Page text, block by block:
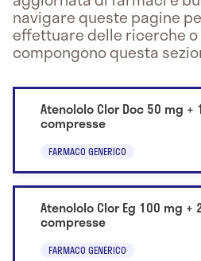
navigare queste pagine
effettuare delle ricerche
compongono questa
Atenololo Clor Doc 50 mg
compresse
FARMACO GENERICO
Atenololo Clor Eg 100 mg
compresse
FARMACO GENERICO